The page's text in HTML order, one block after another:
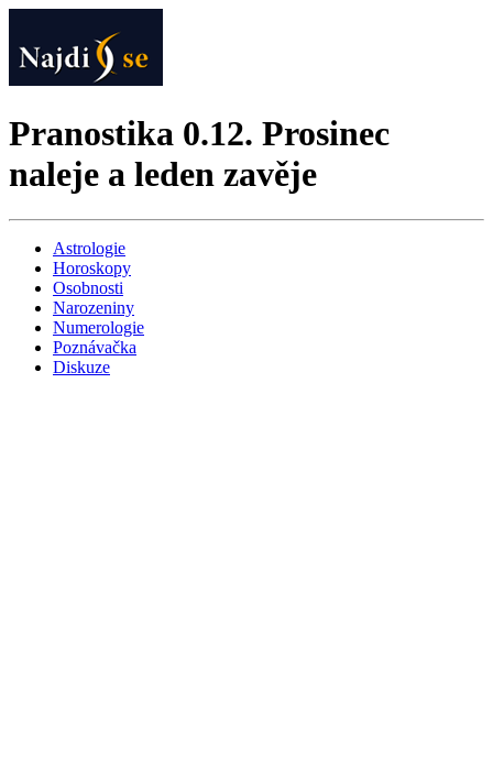
Pranostika 0.12. Prosinec
naleje a leden zavěje
Astrologie
Horoskopy
Osobnosti
Narozeniny
Numerologie
Poznávačka
Diskuze